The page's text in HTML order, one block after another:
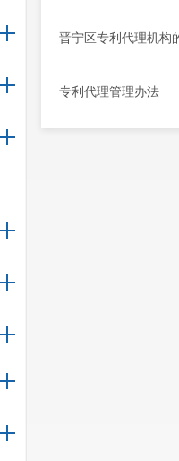
晋宁区专利代理机构
专利代理管理办法